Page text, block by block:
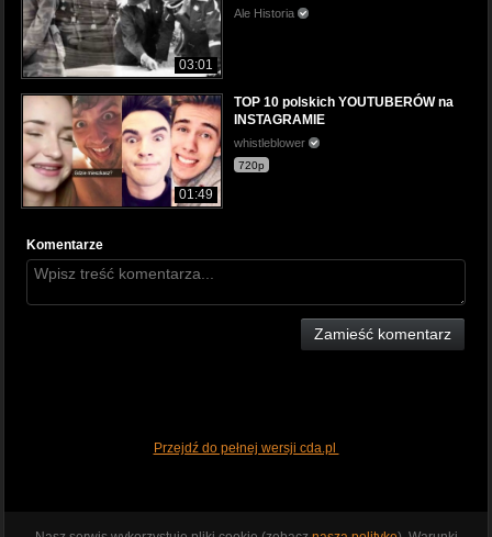
03:01
Ale Historia
01:49
TOP 10 polskich YOUTUBERÓW na
INSTAGRAMIE
whistleblower
720p
Komentarze
Zamieść komentarz
Przejdź do pełnej wersji cda.pl